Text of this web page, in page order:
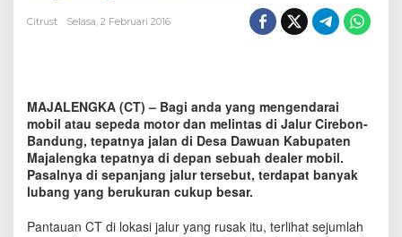
U
t
a
w
u
a
n
-
a
Citrust Selasa, 2 Februari 2016
MAJALENGKA (CT) – Bagi anda yang mengendarai
mobil atau sepeda motor dan melintas di Jalur Cirebon-
Bandung, tepatnya jalan di Desa Dawuan Kabupaten
Majalengka tepatnya di depan sebuah dealer mobil.
Pasalnya di sepanjang jalur tersebut, terdapat banyak
lubang yang berukuran cukup besar.
Pantauan CT di lokasi jalur yang rusak itu, terlihat sejumlah